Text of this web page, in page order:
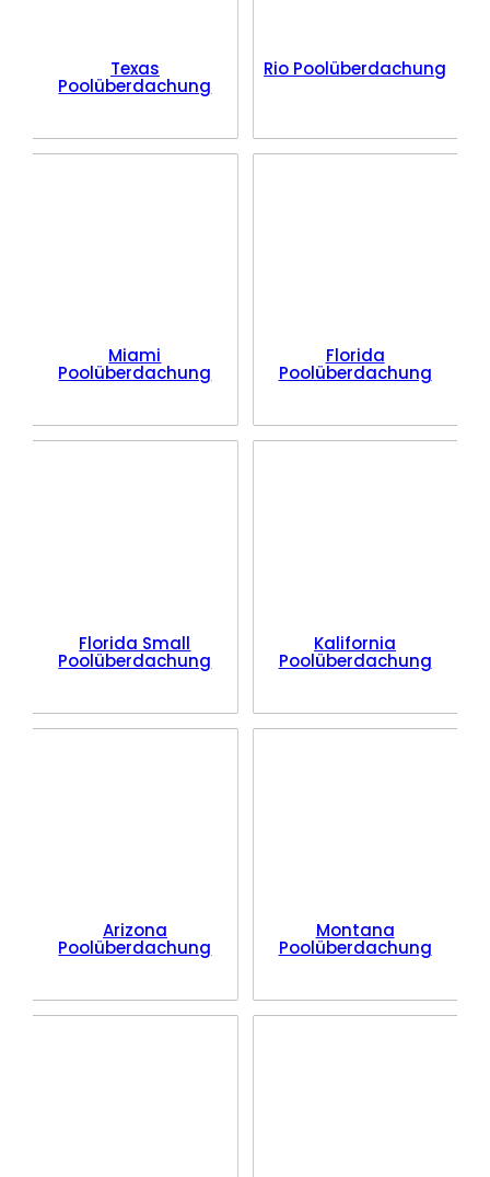
Texas
Poolüberdachung
Rio Poolüberdachung
Miami
Poolüberdachung
Florida
Poolüberdachung
Florida Small
Poolüberdachung
Kalifornia
Poolüberdachung
Arizona
Poolüberdachung
Montana
Poolüberdachung